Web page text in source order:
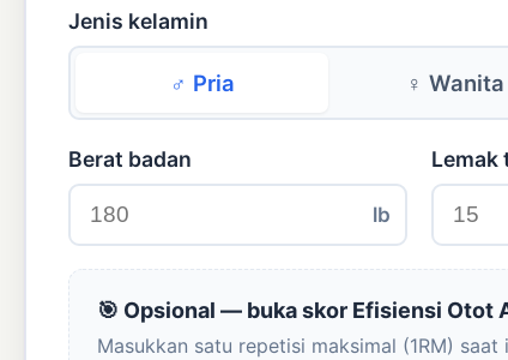
Jenis kelamin
♂ Pria ♀ Wanita
Berat badan
lb
Lemak
🎯 Opsional — buka skor Efisiensi Otot
Masukkan satu repetisi maksimal (1RM)